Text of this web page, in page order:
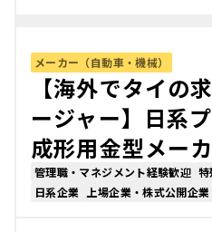
メーカー（自動車・機械）
【海外でタイの
ージャー】日系
成形用金型メー
管理職・マネジメント経験歓迎
日系企業
上場企業・株式公開企業